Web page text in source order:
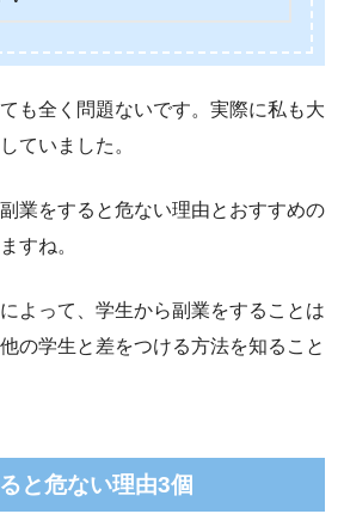
も全く問題ないです。実際に私も大
ていました。
業をすると危ない理由とおすすめの
すね。
よって、学生から副業をすることは
の学生と差をつける方法を知ること
と危ない理由3個